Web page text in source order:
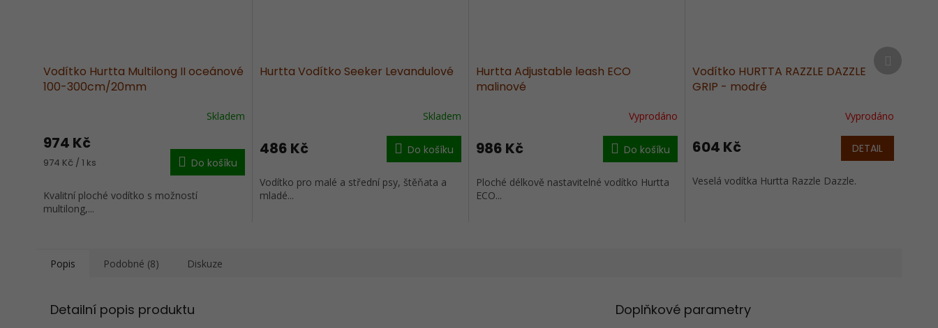
Vodítko Hurtta Multilong II oceánové
100-300cm/20mm
Skladem
974 Kč
Měrná
974 Kč / 1 ks Do košíku
Kvalitní ploché vodítko s možností
multilong,...
Hurtta Vodítko Seeker Levandulové
Skladem
486 Kč Do košíku
Vodítko pro malé a střední psy, štěňata a
mladé...
Hurtta Adjustable leash ECO
malinové
Vyprodáno
986 Kč Do košíku
Ploché délkově nastavitelné vodítko Hurtta
ECO...
Vodítko HURTTA RAZZLE DAZZLE
GRIP - modré
Vyprodáno
604 Kč DETAIL
Veselá vodítka Hurtta Razzle Dazzle.
Další
produkt
Popis Podobné (8) Diskuze
Detailní popis produktu Doplňkové parametry